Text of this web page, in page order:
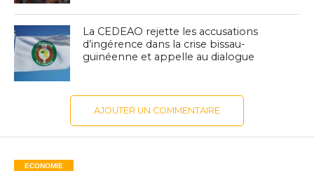
La CEDEAO rejette les accusations
d’ingérence dans la crise bissau-
guinéenne et appelle au dialogue
AJOUTER UN COMMENTAIRE
ECONOMIE